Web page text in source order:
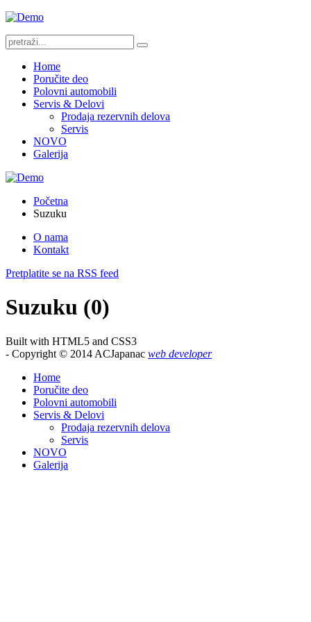
Home
Poručite deo
Polovni automobili
Servis & Delovi
Prodaja rezervnih delova
Servis
NOVO
Galerija
Početna
Suzuku
O nama
Kontakt
Pretplatite se na RSS feed
Suzuku (0)
Built with HTML5 and CSS3
- Copyright © 2014 ACJapanac web developer
Home
Poručite deo
Polovni automobili
Servis & Delovi
Prodaja rezervnih delova
Servis
NOVO
Galerija